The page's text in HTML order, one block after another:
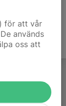
för att vår
används
oss att